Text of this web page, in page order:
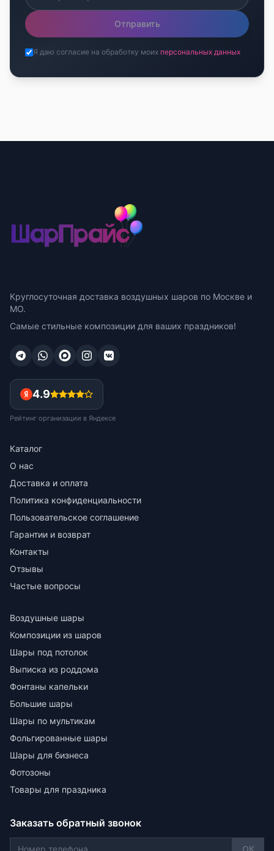
Отправить
Я даю согласие на обработку моих персональных данных
Круглосуточная доставка воздушных шаров по Москве и
МО.
Самые стильные композиции для ваших праздников!
4.9
Рейтинг организации в Яндексе
Каталог
О нас
Доставка и оплата
Политика конфиденциальности
Пользовательское соглашение
Гарантии и возврат
Контакты
Отзывы
Частые вопросы
Воздушные шары
Композиции из шаров
Шары под потолок
Выписка из роддома
Фонтаны капельки
Большие шары
Шары по мультикам
Фольгированные шары
Шары для бизнеса
Фотозоны
Товары для праздника
Заказать обратный звонок
OK